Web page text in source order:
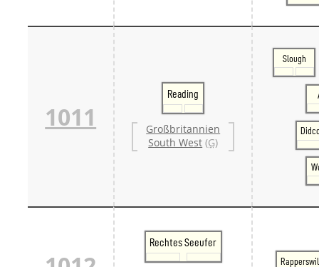
1011
Reading
Großbritannien
South West (G)
Slough
Rechtes Seeufer
Rapperswil